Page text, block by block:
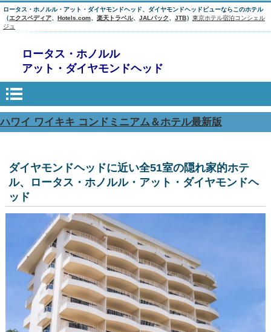
ロータス・ホノルル・アット・ダイヤモンドヘッド、ダイヤモンドヘッドビューならこのホテル
（エクスペディア、 Hotels.com、 楽天トラベル、 JALパック、 JTB） 東京ホテル宿泊コンシェル
ジュ
ロータス・ホノルル
アット・ダイヤモンドヘッド
ハワイ ワイキキ コンドミニアム＆ホテル最新版
ダイヤモンドヘッドに近い全51室の隠れ家的ホテ
ル、ロータス・ホノルル・アット・ダイヤモンドヘ
ッド